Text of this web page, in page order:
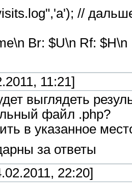
//
Br: $U\n Rf:
11:21]
выглядеть
файл .php?
в указанное
за ответы
22:20]